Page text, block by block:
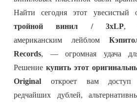
Найти сегодня этот увесистый
тройной винил / 3xLP,
американским лейблом
Records, — огромная удача
Решение купить этот
Original откроет вам доступ
редчайших дублей,